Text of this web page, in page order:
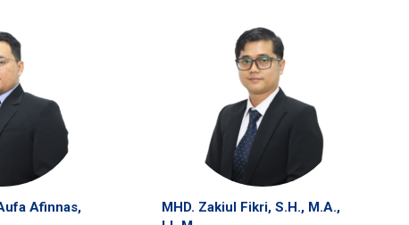
Afinnas,
MHD. Zakiul Fikri, S.H., M.A.,